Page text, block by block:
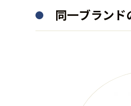
同一ブランド